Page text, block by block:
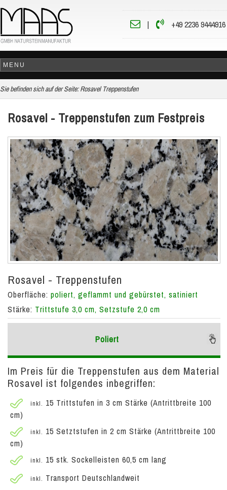
| +49 2236 9444916
Sie befinden sich auf der Seite: Rosavel Treppenstufen
Rosavel - Treppenstufen zum Festpreis
Rosavel - Treppenstufen
Oberfläche: poliert, geflammt und gebürstet, satiniert
Stärke: Trittstufe 3,0 cm, Setzstufe 2,0 cm
Poliert
Im Preis für die Treppenstufen aus dem Material
Rosavel ist folgendes inbegriffen:
inkl. 15 Trittstufen in 3 cm Stärke (Antrittbreite 100
cm)
inkl. 15 Setztstufen in 2 cm Stärke (Antrittbreite 100
cm)
inkl. 15 stk. Sockelleisten 60,5 cm lang
inkl. Transport Deutschlandweit